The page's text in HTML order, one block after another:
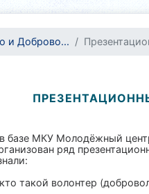
и Доброво...
базе МКУ Молодёжный
ряд
такой волонтер